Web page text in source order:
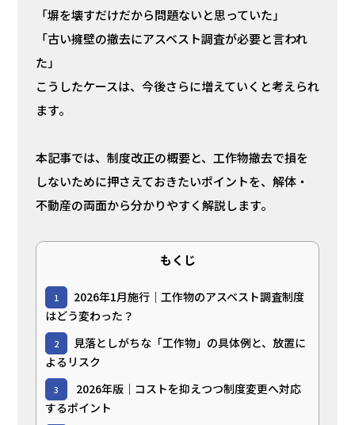
「塀を壊すだけだから問題ないと思っていた」
「古い擁壁の撤去にアスベスト調査が必要と言われ
た」
こうしたケースは、今後さらに増えていくと考えられ
ます。
本記事では、制度改正の概要と、工作物撤去で損を
しないために押さえておきたいポイントを、解体・
不動産の両面から分かりやすく解説します。
もくじ
1
2026年1月施行｜工作物のアスベスト調査制度
はどう変わった？
2
見落としがちな「工作物」の具体例と、放置に
よるリスク
3
2026年版｜コストを抑えつつ制度変更へ対応
するポイント